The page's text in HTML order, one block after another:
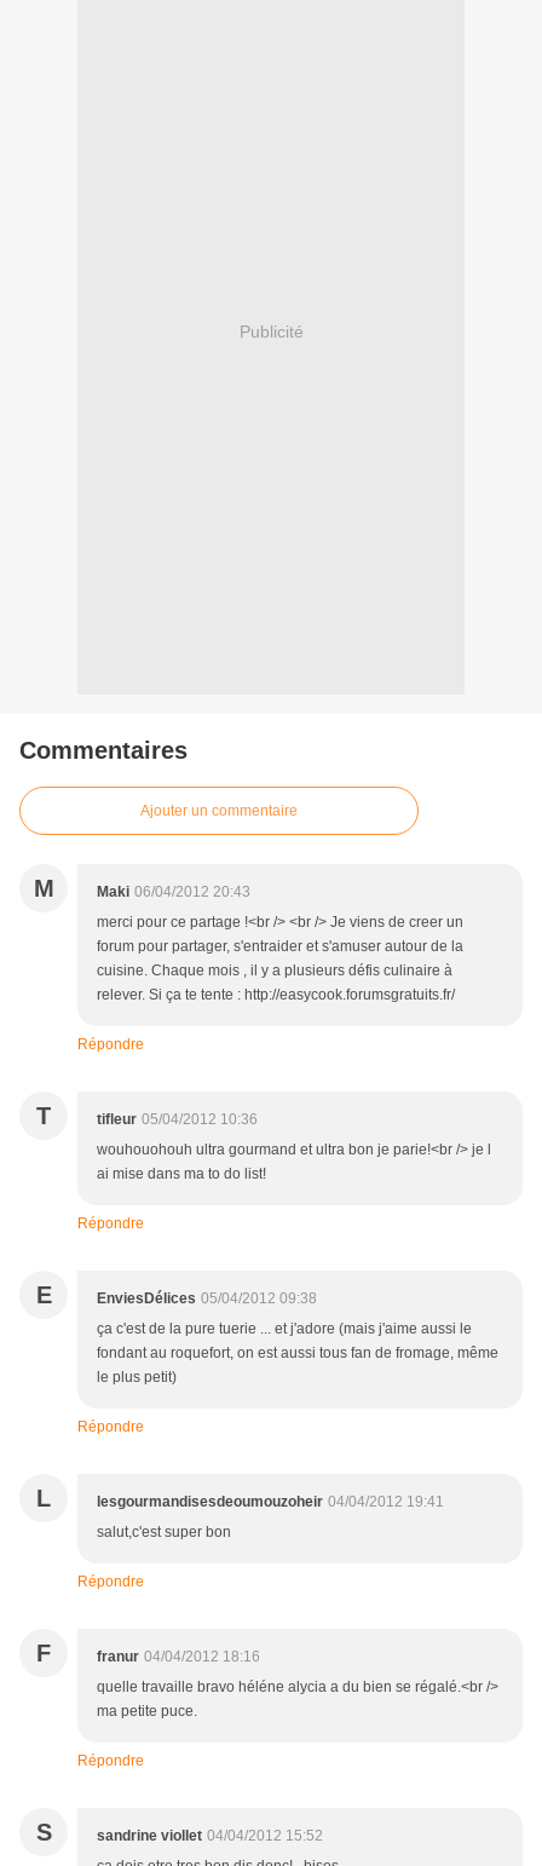
Publicité
Commentaires
Ajouter un commentaire
M Maki 06/04/2012 20:43
merci pour ce partage !<br /> <br /> Je viens de creer un
forum pour partager, s'entraider et s'amuser autour de la
cuisine. Chaque mois , il y a plusieurs défis culinaire à
relever. Si ça te tente : http://easycook.forumsgratuits.fr/
Répondre
T tifleur 05/04/2012 10:36
wouhouohouh ultra gourmand et ultra bon je parie!<br /> je l
ai mise dans ma to do list!
Répondre
E EnviesDélices 05/04/2012 09:38
ça c'est de la pure tuerie ... et j'adore (mais j'aime aussi le
fondant au roquefort, on est aussi tous fan de fromage, même
le plus petit)
Répondre
L lesgourmandisesdeoumouzoheir 04/04/2012 19:41
salut,c'est super bon
Répondre
F franur 04/04/2012 18:16
quelle travaille bravo héléne alycia a du bien se régalé.<br />
ma petite puce.
Répondre
S sandrine viollet 04/04/2012 15:52